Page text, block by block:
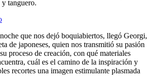
tanguero.
que nos dejó boquiabiertos, llegó Georgi,
de japoneses, quien nos transmitió su pasión
proceso de creación, con qué materiales
cuál es el camino de la inspiración y
recortes una imagen estimulante plasmada